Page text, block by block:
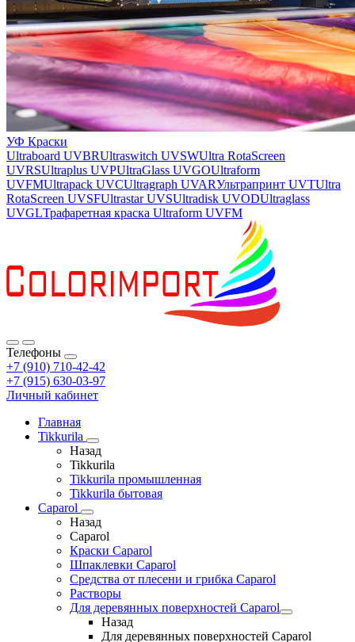
УФ Краски
Ultraboard UVBRUltraswitch UVSWUltra RotaScreen
UVRSUltraplus UVPUltraGlass UVGOUltraform
UVFMUltrapack UVCUltragraph UVARУльтрапринт UVTUltra
RotaScreen UVSFUltrastar UVSUltradisk UVODUltraglass
UVGLТрафаретная краска Ultraform UVFM
Телефоны
+7 (910) 710-42-42
+7 (915) 630-03-97
Личный кабинет
Главная
Tikkurila
Назад
Tikkurila
Tikkurila промышленная
Tikkurila бытовая
Caparol
Назад
Caparol
Краски Caparol
Шпаклевки Caparol
Средства от плесени и грибка Caparol
Растворы
Для деревянных поверхностей Caparol
Назад
Для деревянных поверхностей Caparol